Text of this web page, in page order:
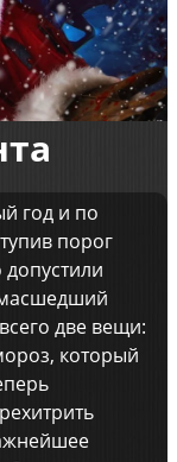
год и по
порог
две вещи:
который